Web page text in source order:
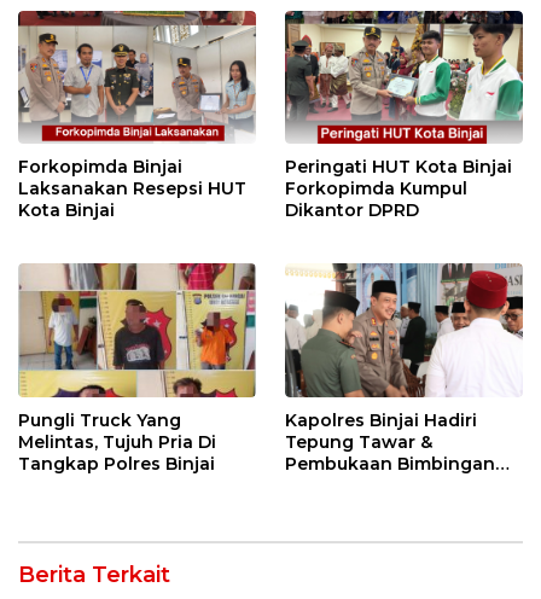
Forkopimda Binjai
Laksanakan Resepsi HUT
Kota Binjai
Peringati HUT Kota Binjai
Forkopimda Kumpul
Dikantor DPRD
Pungli Truck Yang
Melintas, Tujuh Pria Di
Tangkap Polres Binjai
Kapolres Binjai Hadiri
Tepung Tawar &
Pembukaan Bimbingan
Berita Terkait